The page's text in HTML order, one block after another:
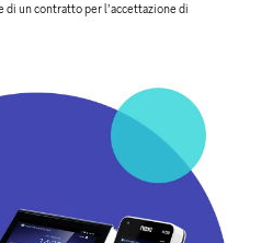
di un contratto per l’accettazione di